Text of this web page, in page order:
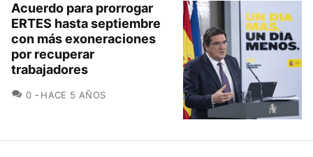
Acuerdo para prorrogar
ERTES hasta septiembre
con más exoneraciones
por recuperar
trabajadores
0 COMENTARIOS
HACE 5 AÑOS